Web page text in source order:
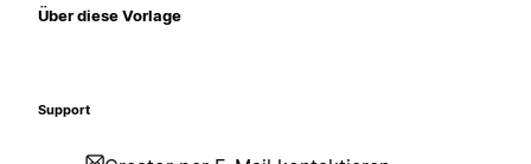
Über diese Vorlage
Support